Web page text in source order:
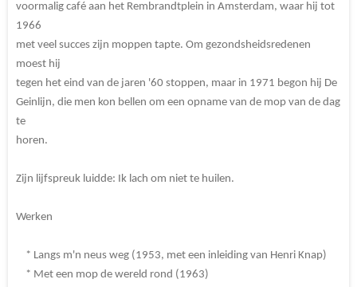
voormalig café aan het Rembrandtplein in Amsterdam, waar hij tot
1966
met veel succes zijn moppen tapte. Om gezondsheidsredenen
moest hij
tegen het eind van de jaren '60 stoppen, maar in 1971 begon hij De
Geinlijn, die men kon bellen om een opname van de mop van de dag
te
horen.
Zijn lijfspreuk luidde: Ik lach om niet te huilen.
Werken
* Langs m'n neus weg (1953, met een inleiding van Henri Knap)
* Met een mop de wereld rond (1963)